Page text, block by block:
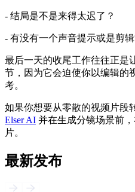
- 结局是不是来得太迟了？
- 有没有一个声音提示或是剪
最后一天的收尾工作往往正是
节，因为它会迫使你以编辑的
考。
如果你想要从零散的视频片段
Elser AI 并在生成分镜场景前
片。
最新发布